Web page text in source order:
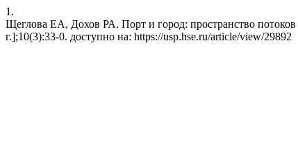
1.
Щеглова ЕА, Дохов РА. Порт и город: пространство потоков
г.];10(3):33-0. доступно на: https://usp.hse.ru/article/view/29892